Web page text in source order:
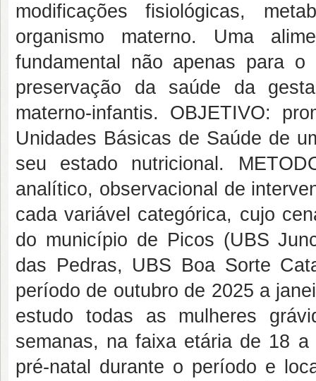
modificações fisiológicas,
organismo materno. Uma
fundamental não apenas para
preservação da saúde da
materno-infantis. OBJETIVO:
Unidades Básicas de Saúde de
seu estado nutricional.
analítico, observacional de
cada variável categórica, cujo
do município de Picos (UBS
das Pedras, UBS Boa Sorte
período de outubro de 2025 a
estudo todas as mulheres
semanas, na faixa etária de 18
pré-natal durante o período e